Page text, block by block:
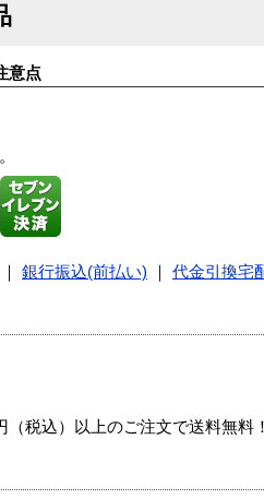
意点
銀行振込(前払い) 代金引換宅
税込）以上のご注文で送料無料！